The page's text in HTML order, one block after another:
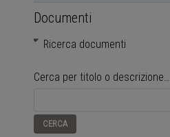
Documenti
Ricerca documenti
Cerca per titolo o descrizione…
CERCA